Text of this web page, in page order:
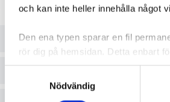
och kan inte heller innehålla något
Den ena typen sparar en fil
rör dig på hemsidan. Detta enbart
de flesta webbläsare har
någon koppling till personlig
Nödvändig
I lager 313 fp